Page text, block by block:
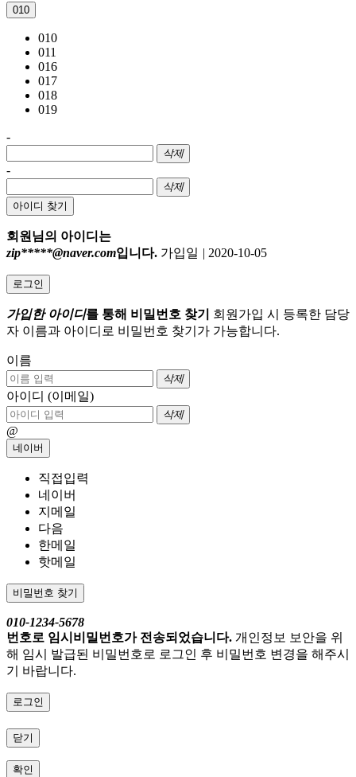
010
010
011
016
017
018
019
-
삭제
-
삭제
아이디 찾기
회원님의 아이디는
zip*****@naver.com입니다. 가입일 | 2020-10-05
로그인
가입한 아이디를 통해 비밀번호 찾기
회원가입 시 등록한 담당
자 이름과 아이디로 비밀번호 찾기가 가능합니다.
이름
삭제
아이디 (이메일)
삭제
@
네이버
직접입력
네이버
지메일
다음
한메일
핫메일
비밀번호 찾기
010-1234-5678
번호로 임시비밀번호가 전송되었습니다. 개인정보 보안을 위
해 임시 발급된 비밀번호로 로그인 후 비밀번호 변경을 해주시
기 바랍니다.
로그인
닫기
확인